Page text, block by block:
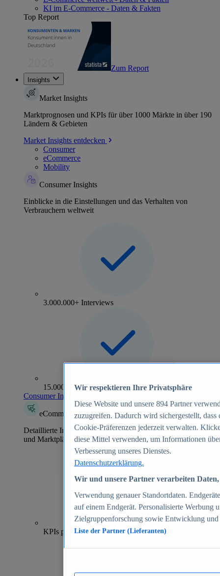
KI im E-Commerce - Daten & Fakten
Top Report
Zum Report
Insights
Market Insights
Marktprognosen und KPIs für über 1000 Märkte in über 190
Ländern & Gebieten
Market Insights entdecken
Consumer
eCommerce
Mobility
Consumer Insights
Einblicke in die Einstellungen und das Verhalten von
Verbrauchern weltweit
3.000.000+ Interviews
15.000+ Marken
Consumer Insights entdecken
eCommerce Insights
Detaillierte Informationen zu mehr als 39.000 Online-Shops
und Marktplätzen
70+
KPIs pro Shop
Wir respektieren Ihre Privatsphäre
Diese Website und unsere 894 Partner
zuzugreifen. Dadurch wird sichergestellt,
Cookie-Präferenzen jederzeit verwalten.
diese Mittel verwenden, um Informationen
Verbesserung unseres Dienstes.
Datenschutzerklärung.
Wir und unsere Partner verarbeiten
Verwendung genauer Standortdaten.
auf einem Endgerät. Personalisierte Werbung
Zielgruppenforschung sowie Entwicklung
Liste der Partner (Lieferanten)